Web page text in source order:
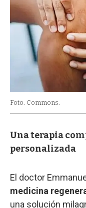
Foto: Commons.
Una terapia
personalizada
El doctor
medicina
una solución